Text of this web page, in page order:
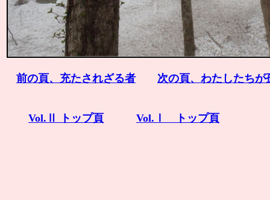
前の頁、充たされざる者 次の頁、わたしたちが
Vol.Ⅱ トップ頁 Vol.Ⅰ トップ頁